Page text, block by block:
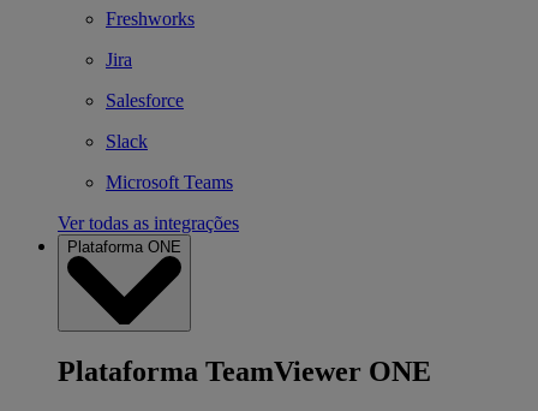
Freshworks
Jira
Salesforce
Slack
Microsoft Teams
Ver todas as integrações
Plataforma ONE
Plataforma TeamViewer ONE